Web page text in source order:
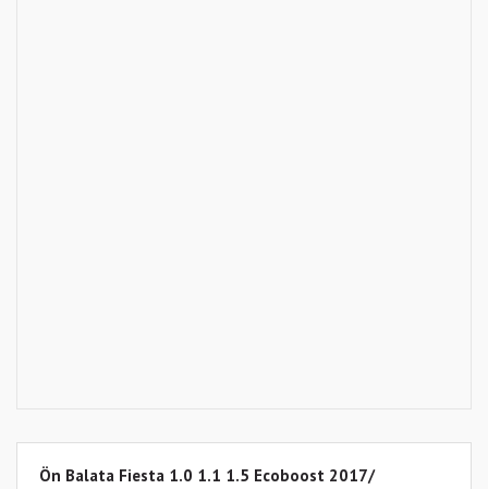
Ön Balata Fiesta 1.0 1.1 1.5 Ecoboost 2017/